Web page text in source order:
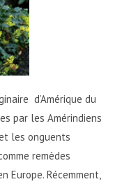
d’Amérique du
par les Amérindiens
les onguents
remèdes
Europe. Récemment,